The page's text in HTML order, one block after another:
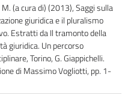
(a cura di) (2013), Saggi sulla
giuridica e il pluralismo
Estratti da Il tramonto della
giuridica. Un percorso
Torino, G. Giappichelli.
di Massimo Vogliotti, pp. 1-